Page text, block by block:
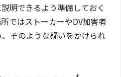
明できるよう準備しておく
ではストーカーやDV加害者
そのような疑いをかけられ